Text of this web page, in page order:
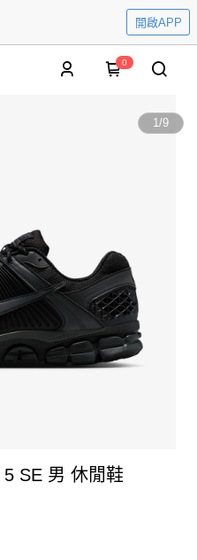
開啟APP
0
1/9
SE 男 休閒鞋